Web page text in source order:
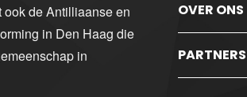
de Antilliaanse en
in Den Haag die
in
OVER ONS
PARTNERS